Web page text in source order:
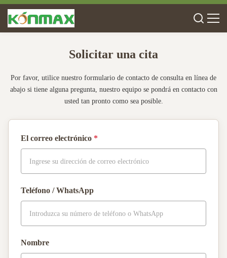
Solicitar una cita
Por favor, utilice nuestro formulario de contacto de consulta en línea de
abajo si tiene alguna pregunta, nuestro equipo se pondrá en contacto con
usted tan pronto como sea posible.
El correo electrónico *
Teléfono / WhatsApp
Nombre